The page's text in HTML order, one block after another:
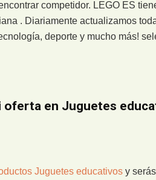
competidor. LEGO ES
. Diariamente actualizamos
deporte y mucho más!
en Juguetes
Juguetes educativos y